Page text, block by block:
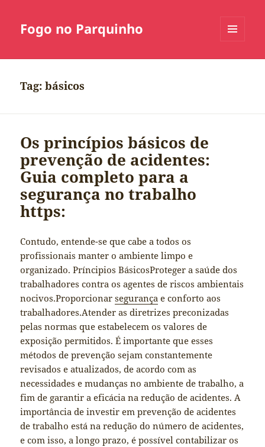
Fogo no Parquinho
Tag:básicos
Os princípios básicos de
prevenção de acidentes:
Guia completo para a
segurança no trabalho
https:
Contudo, entende-se que cabe a todos os
profissionais manter o ambiente limpo e
organizado. Príncipios BásicosProteger a saúde dos
trabalhadores contra os agentes de riscos ambientais
nocivos.Proporcionarsegurança e conforto aos
trabalhadores.Atender as diretrizes preconizadas
pelas normas que estabelecem os valores de
exposição permitidos. É importante que esses
métodos de prevenção sejam constantemente
revisados e atualizados, de acordo com as
necessidades e mudanças no ambiente de trabalho, a
fim de garantir a eficácia na redução de acidentes. A
importância de investir em prevenção de acidentes
de trabalho está na redução do número de acidentes,
e com isso, a longo prazo, é possível contabilizar os